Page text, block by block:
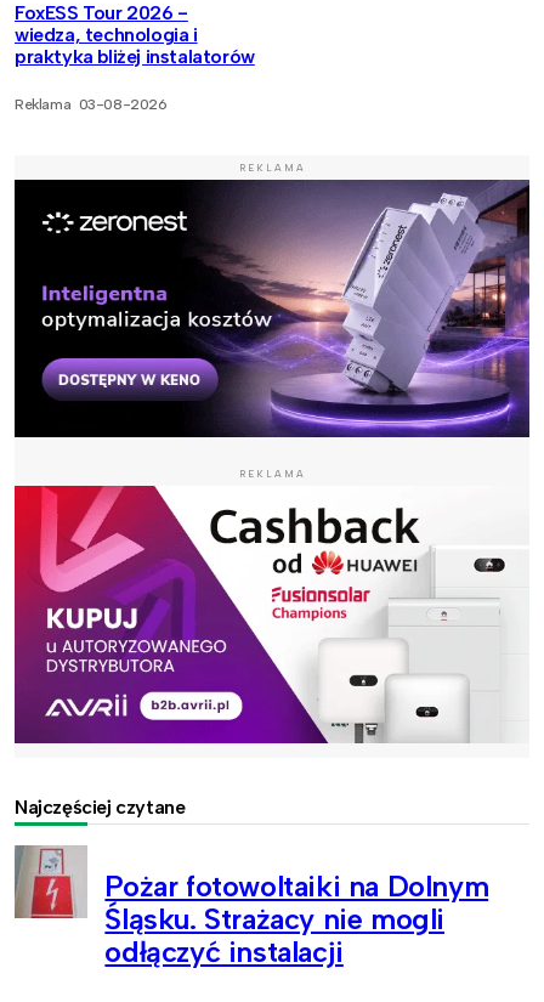
FoxESS Tour 2026 -
wiedza, technologia i
praktyka bliżej instalatorów
Reklama 03-08-2026
REKLAMA
REKLAMA
Najczęściej czytane
Pożar fotowoltaiki na Dolnym
Śląsku. Strażacy nie mogli
odłączyć instalacji